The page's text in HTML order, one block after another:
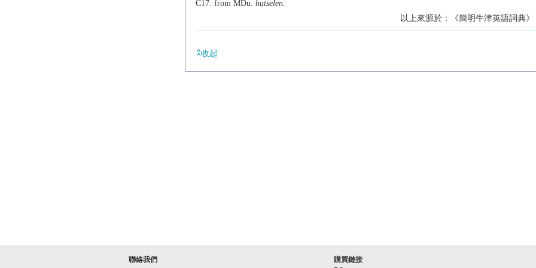
C17: from MDu. hutselen.
以上來源於：《簡明牛津英語詞典》
收起
聯絡我們
購買鏈接